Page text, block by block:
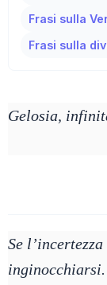
Frasi sulla
Frasi sulla
Gelosia,
Se